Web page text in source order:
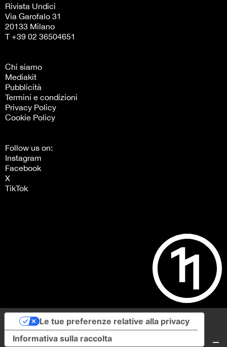
Rivista Undici
Via Garofalo 31
20133 Milano
T +39 02 36504651
Chi siamo
Mediakit
Pubblicità
Termini e condizioni
Privacy Policy
Cookie Policy
Follow us on:
Instagram
Facebook
X
TikTok
Informativa sulla raccolta
Le tue preferenze relative alla privacy